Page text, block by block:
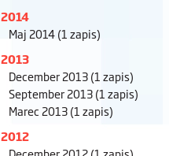
2014
Maj 2014(1 zapis)
2013
December 2013(1 zapis)
September 2013(1 zapis)
Marec 2013(1 zapis)
2012